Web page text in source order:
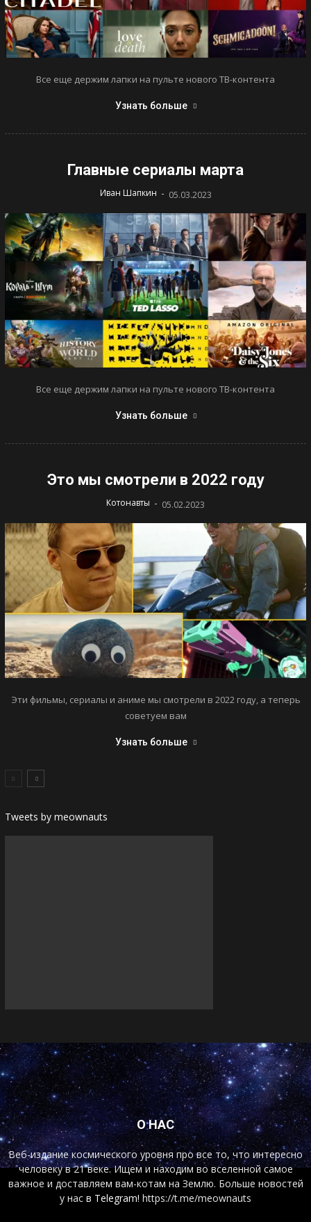
Все еще держим лапки на пульте нового ТВ-контента
Узнать больше
Главные сериалы марта
Иван Шапкин - 05.03.2023
Все еще держим лапки на пульте нового ТВ-контента
Узнать больше
Это мы смотрели в 2022 году
Котонавты - 05.02.2023
Эти фильмы, сериалы и аниме мы смотрели в 2022 году, а теперь
советуем вам
Узнать больше
Tweets by meownauts
О НАС
Веб-издание космического уровня про все то, что интересно
человеку в 21 веке. Ищем и находим во вселенной самое
важное и доставляем вам-котам на Землю. Больше новостей
у нас в Telegram! https://t.me/meownauts